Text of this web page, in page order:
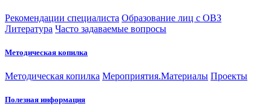
Рекомендации специалиста Образование лиц с ОВЗ
Литература Часто задаваемые вопросы
Методическая копилка
Методическая копилка Мероприятия.Материалы Проекты
Полезная информация